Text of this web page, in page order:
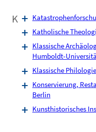
K
Katholische
Klassische
Humboldt-
Klassische
Konservierung,
Berlin
Kunsthistorisches